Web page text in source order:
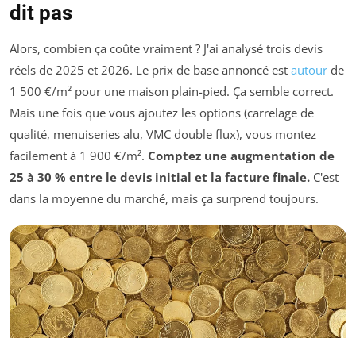
dit pas
Alors, combien ça coûte vraiment ? J'ai analysé trois devis
réels de 2025 et 2026. Le prix de base annoncé est autour de
1 500 €/m² pour une maison plain-pied. Ça semble correct.
Mais une fois que vous ajoutez les options (carrelage de
qualité, menuiseries alu, VMC double flux), vous montez
facilement à 1 900 €/m². Comptez une augmentation de
25 à 30 % entre le devis initial et la facture finale. C'est
dans la moyenne du marché, mais ça surprend toujours.